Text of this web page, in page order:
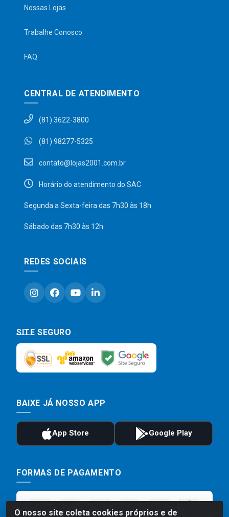
O nosso site coleta cookies próprios e de
Nossas Lojas
Trabalhe Conosco
FAQ
CENTRAL DE ATENDIMENTO
(81) 3622-3800
(81) 98277-5325
contato@lojas2001.com.br
Horário do atendimento do SAC
Segunda a Sexta-feira das 7h30 às 18h
Sábado das 7h30 às 12h
REDES SOCIAIS
SITE SEGURO
BAIXE JÁ NOSSO APP
FORMAS DE PAGAMENTO